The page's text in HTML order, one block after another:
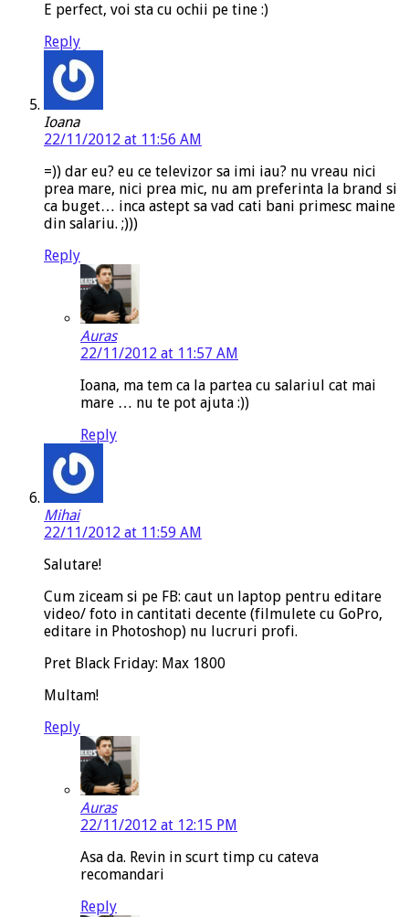
E perfect, voi sta cu ochii pe tine :)
Reply
Ioana
22/11/2012 at 11:56 AM
=)) dar eu? eu ce televizor sa imi iau? nu vreau nici
prea mare, nici prea mic, nu am preferinta la brand si
ca buget… inca astept sa vad cati bani primesc maine
din salariu. ;)))
Reply
Auras
22/11/2012 at 11:57 AM
Ioana, ma tem ca la partea cu salariul cat mai
mare … nu te pot ajuta :))
Reply
Mihai
22/11/2012 at 11:59 AM
Salutare!
Cum ziceam si pe FB: caut un laptop pentru editare
video/ foto in cantitati decente (filmulete cu GoPro,
editare in Photoshop) nu lucruri profi.
Pret Black Friday: Max 1800
Multam!
Reply
Auras
22/11/2012 at 12:15 PM
Asa da. Revin in scurt timp cu cateva
recomandari
Reply